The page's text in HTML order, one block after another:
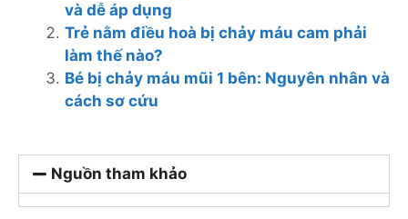
và dễ áp dụng
Trẻ nằm điều hoà bị chảy máu cam phải
làm thế nào?
Bé bị chảy máu mũi 1 bên: Nguyên nhân và
cách sơ cứu
Nguồn tham khảo